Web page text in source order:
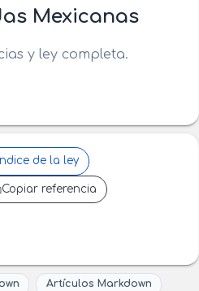
Mexicanas
y ley completa.
de la ley
Copiar referencia
Artículos Markdown